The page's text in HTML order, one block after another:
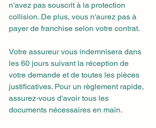
n'avez pas souscrit à la protection
collision. De plus, vous n'aurez pas à
payer de franchise selon votre contrat.
Votre assureur vous indemnisera dans
les 60 jours suivant la réception de
votre demande et de toutes les pièces
justificatives. Pour un règlement rapide,
assurez-vous d'avoir tous les
documents nécessaires en main.